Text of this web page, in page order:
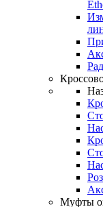
Муфты